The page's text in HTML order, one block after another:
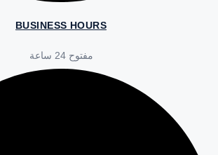
BUSINESS HOURS
مفتوح 24 ساعة